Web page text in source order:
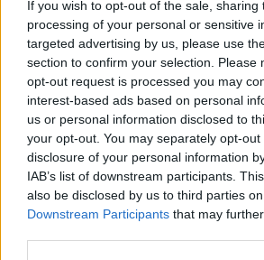
If you wish to opt-out of the sale, sharing
processing of your personal or sensitive
targeted advertising by us, please use
section to confirm your selection. Please
opt-out request is processed you may
interest-based ads based on personal
us or personal information disclosed to
your opt-out. You may separately opt-
disclosure of your personal information
IAB’s list of downstream participants.
also be disclosed by us to third parties
Downstream Participants that may
Effectiviteit
Hoeveelheid bijwerkingen
Pijn in voeten, na behandeling hals/
gedeeltelijk. Samen met pregabaline
te worden...
geef mening